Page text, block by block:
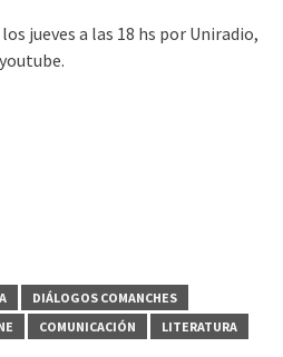
jueves a las 18 hs por Uniradio,
DIÁLOGOS COMANCHES
COMUNICACIÓN
LITERATURA